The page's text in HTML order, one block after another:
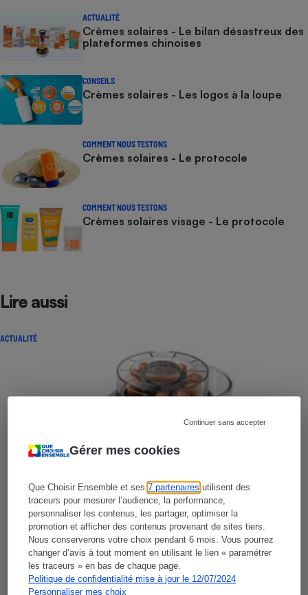
Gérer mes cookies
Que Choisir Ensemble et ses7 partenaires utilisent des
traceurs pour mesurer l’audience, la performance,
personnaliser les contenus, les partager, optimiser la
promotion et afficher des contenus provenant de sites tiers.
Nous conserverons votre choix pendant 6 mois. Vous pourrez
changer d’avis à tout moment en utilisant le lien « paramétrer
les traceurs » en bas de chaque page.
Politique de confidentialité mise à jour le 12/07/2024
Personnaliser mes choix
Continuer sans accepter
ACTUALITÉ
Crèmes solaires - Le bilan désastreux des
plateformes chinoises
CONSEILS
Crèmes solaires - Les logos à la loupe
COMMENT NOUS TESTONS
Crèmes solaires - Le protocole
COMMENT NOUS TESTONS
Crèmes solaires visage - Le protocole
Lire aussi
ACTUALITÉ